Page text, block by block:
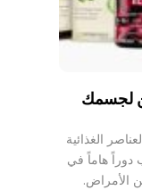
لجسمك
الغذائية
دوراً هاماً في
الأمراض.